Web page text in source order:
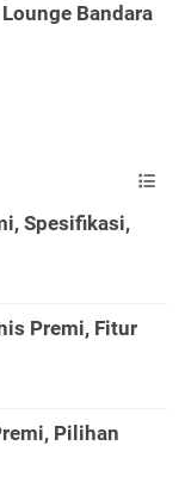
Bandara
Spesifikasi,
Premi, Fitur
Pilihan